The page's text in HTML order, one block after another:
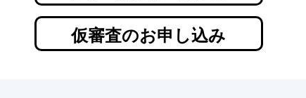
仮審査のお申し込み